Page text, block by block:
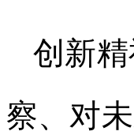
创新
察、对